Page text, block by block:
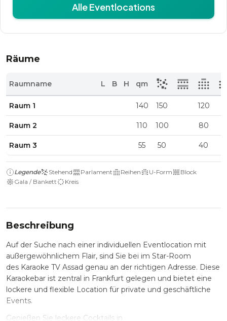
Alle Eventlocations
Räume
Raumname L B H qm
Raum 1 140 150 120
Raum 2 110 100 80
Raum 3 55 50 40
Legende Stehend Parlament Reihen U-Form
Block
Gala / Bankett
Kreis
Beschreibung
Auf der Suche nach einer individuellen Eventlocation mit
außergewöhnlichem Flair, sind Sie bei im Star-Room
des Karaoke TV Assad genau an der richtigen Adresse. Diese
Karaokebar ist zentral in Frankfurt gelegen und bietet eine
lockere und flexible Location für private und geschäftliche
Events.
Genießen Sie leckere Cocktails in